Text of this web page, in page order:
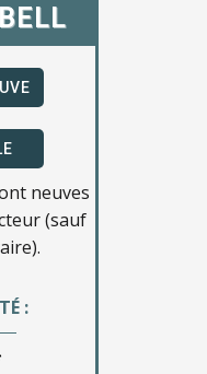
neuves
(sauf
: